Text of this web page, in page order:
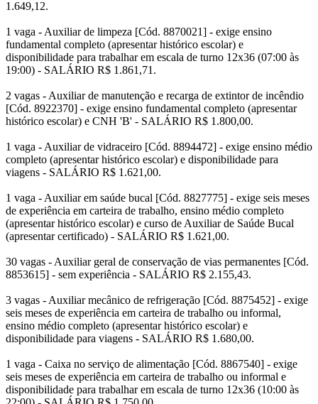
1.649,12.
1 vaga - Auxiliar de limpeza [Cód. 8870021] - exige ensino
fundamental completo (apresentar histórico escolar) e
disponibilidade para trabalhar em escala de turno 12x36 (07:00 às
19:00) - SALÁRIO R$ 1.861,71.
2 vagas - Auxiliar de manutenção e recarga de extintor de incêndio
[Cód. 8922370] - exige ensino fundamental completo (apresentar
histórico escolar) e CNH 'B' - SALÁRIO R$ 1.800,00.
1 vaga - Auxiliar de vidraceiro [Cód. 8894472] - exige ensino médio
completo (apresentar histórico escolar) e disponibilidade para
viagens - SALÁRIO R$ 1.621,00.
1 vaga - Auxiliar em saúde bucal [Cód. 8827775] - exige seis meses
de experiência em carteira de trabalho, ensino médio completo
(apresentar histórico escolar) e curso de Auxiliar de Saúde Bucal
(apresentar certificado) - SALÁRIO R$ 1.621,00.
30 vagas - Auxiliar geral de conservação de vias permanentes [Cód.
8853615] - sem experiência - SALÁRIO R$ 2.155,43.
3 vagas - Auxiliar mecânico de refrigeração [Cód. 8875452] - exige
seis meses de experiência em carteira de trabalho ou informal,
ensino médio completo (apresentar histórico escolar) e
disponibilidade para viagens - SALÁRIO R$ 1.680,00.
1 vaga - Caixa no serviço de alimentação [Cód. 8867540] - exige
seis meses de experiência em carteira de trabalho ou informal e
disponibilidade para trabalhar em escala de turno 12x36 (10:00 às